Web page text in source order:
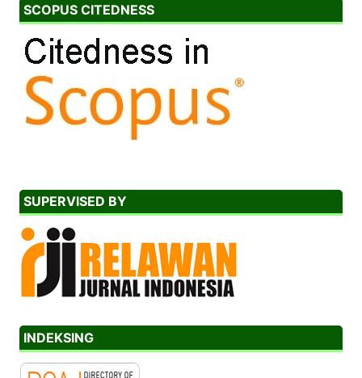
SCOPUS CITEDNESS
SUPERVISED BY
INDEKSING